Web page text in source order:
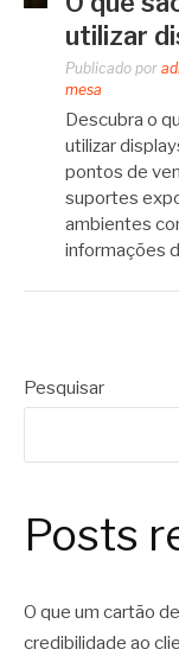
utilizar
Publicado por
mesa
Descubra o
utilizar
pontos de
suportes
ambientes
informações
Pesquisar
Posts
O que um cartão
credibilidade ao